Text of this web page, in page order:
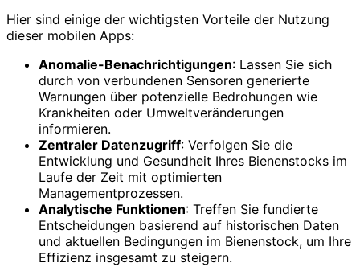
Hier sind einige der wichtigsten Vorteile der Nutzung
dieser mobilen Apps:
Anomalie-Benachrichtigungen: Lassen Sie sich
durch von verbundenen Sensoren generierte
Warnungen über potenzielle Bedrohungen wie
Krankheiten oder Umweltveränderungen
informieren.
Zentraler Datenzugriff: Verfolgen Sie die
Entwicklung und Gesundheit Ihres Bienenstocks im
Laufe der Zeit mit optimierten
Managementprozessen.
Analytische Funktionen: Treffen Sie fundierte
Entscheidungen basierend auf historischen Daten
und aktuellen Bedingungen im Bienenstock, um Ihre
Effizienz insgesamt zu steigern.